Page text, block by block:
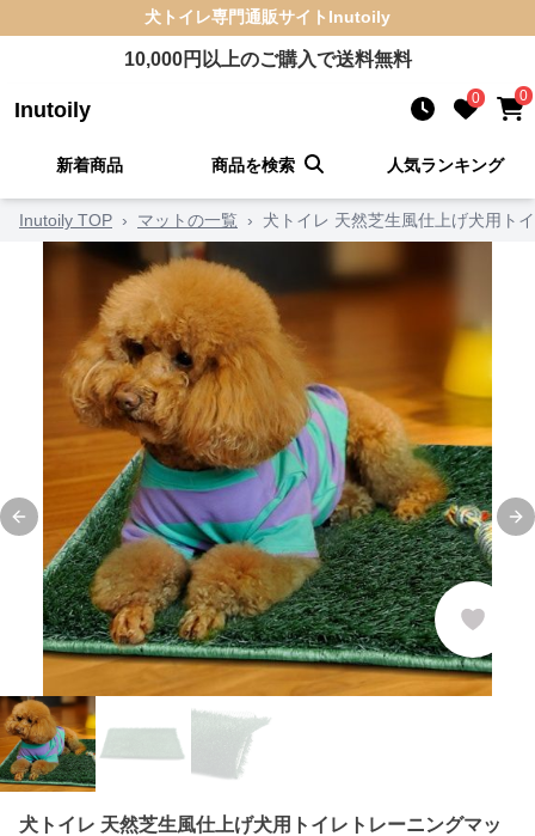
犬トイレ専門通販サイト Inutoily
10,000円以上のご購入で送料無料
Inutoily 0 0
新着商品 商品を検索 人気ランキング
Inutoily TOP › マットの一覧 › 犬トイレ 天然芝生風仕上げ犬用ト
Previous slide
犬トイレ 天然芝生風仕上げ犬用トイレトレーニングマッ